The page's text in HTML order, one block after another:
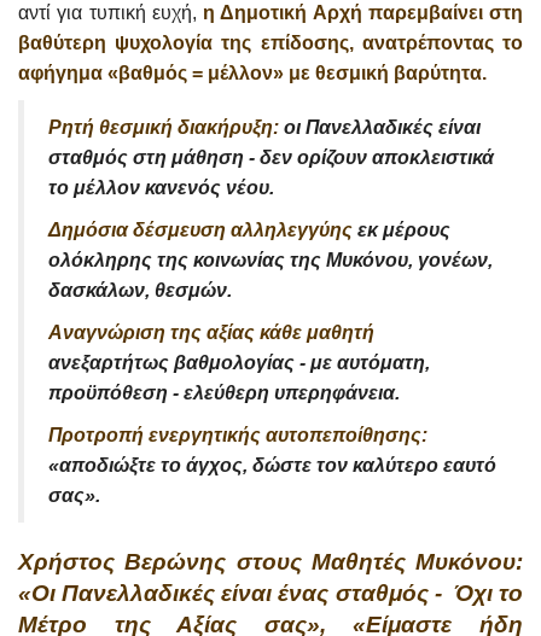
αντί για τυπική ευχή, η Δημοτική Αρχή παρεμβαίνει στη
βαθύτερη ψυχολογία της επίδοσης, ανατρέποντας το
αφήγημα «βαθμός = μέλλον» με θεσμική βαρύτητα.
Ρητή θεσμική διακήρυξη: οι Πανελλαδικές είναι
σταθμός στη μάθηση - δεν ορίζουν αποκλειστικά
το μέλλον κανενός νέου.
Δημόσια δέσμευση αλληλεγγύης εκ μέρους
ολόκληρης της κοινωνίας της Μυκόνου, γονέων,
δασκάλων, θεσμών.
Αναγνώριση της αξίας κάθε μαθητή
ανεξαρτήτως βαθμολογίας - με αυτόματη,
προϋπόθεση - ελεύθερη υπερηφάνεια.
Προτροπή ενεργητικής αυτοπεποίθησης:
«αποδιώξτε το άγχος, δώστε τον καλύτερο εαυτό
σας».
Χρήστος Βερώνης στους Μαθητές Μυκόνου:
«Οι Πανελλαδικές είναι ένας σταθμός - Όχι το
Μέτρο της Αξίας σας», «Είμαστε ήδη